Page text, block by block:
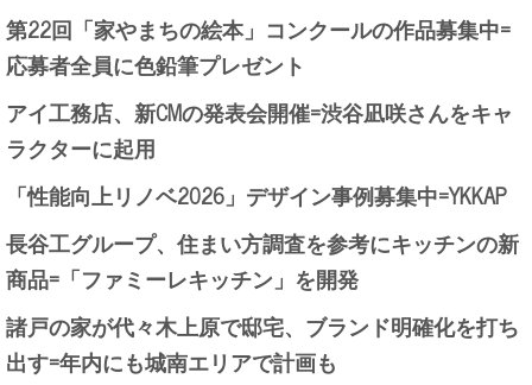
第22回「家やまちの絵本」コンクールの作品募集中=
応募者全員に色鉛筆プレゼント
アイ工務店、新CMの発表会開催=渋谷凪咲さんをキャ
ラクターに起用
「性能向上リノベ2026」デザイン事例募集中=YKKAP
長谷工グループ、住まい方調査を参考にキッチンの新
商品=「ファミーレキッチン」を開発
諸戸の家が代々木上原で邸宅、ブランド明確化を打ち
出す=年内にも城南エリアで計画も